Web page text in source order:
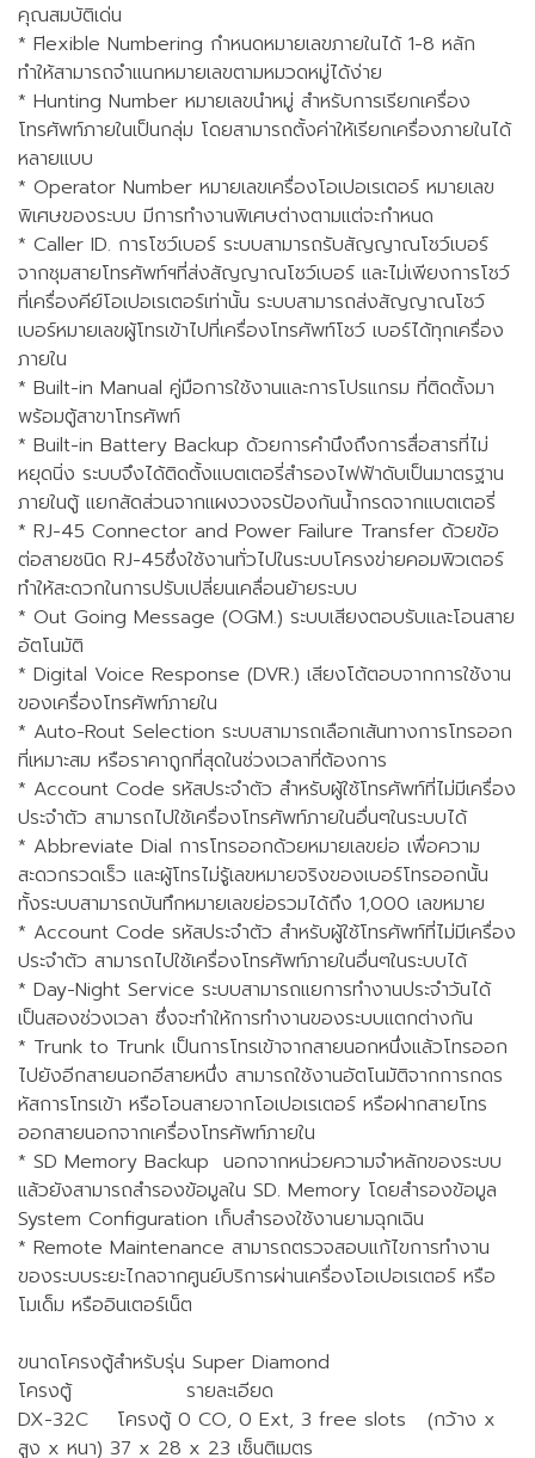
คุณสมบัติเด่น
* Flexible Numbering กำหนดหมายเลขภายในได้ 1-8 หลัก
ทำให้สามารถจำแนกหมายเลขตามหมวดหมู่ได้ง่าย
* Hunting Number หมายเลขนำหมู่ สำหรับการเรียกเครื่อง
โทรศัพท์ภายในเป็นกลุ่ม โดยสามารถตั้งค่าให้เรียกเครื่องภายในได้
หลายแบบ
* Operator Number หมายเลขเครื่องโอเปอเรเตอร์ หมายเลข
พิเศษของระบบ มีการทำงานพิเศษต่างตามแต่จะกำหนด
* Caller ID. การโชว์เบอร์ ระบบสามารถรับสัญญาณโชว์เบอร์
จากชุมสายโทรศัพท์ฯที่ส่งสัญญาณโชว์เบอร์ และไม่เพียงการโชว์
ที่เครื่องคีย์โอเปอเรเตอร์เท่านั้น ระบบสามารถส่งสัญญาณโชว์
เบอร์หมายเลขผู้โทรเข้าไปที่เครื่องโทรศัพท์โชว์ เบอร์ได้ทุกเครื่อง
ภายใน
* Built-in Manual คู่มือการใช้งานและการโปรแกรม ที่ติดตั้งมา
พร้อมตู้สาขาโทรศัพท์
* Built-in Battery Backup ด้วยการคำนึงถึงการสื่อสารที่ไม่
หยุดนิ่ง ระบบจึงได้ติดตั้งแบตเตอรี่สำรองไฟฟ้าดับเป็นมาตรฐาน
ภายในตู้ แยกสัดส่วนจากแผงวงจรป้องกันน้ำกรดจากแบตเตอรี่
* RJ-45 Connector and Power Failure Transfer ด้วยข้อ
ต่อสายชนิด RJ-45ซึ่งใช้งานทั่วไปในระบบโครงข่ายคอมพิวเตอร์
ทำให้สะดวกในการปรับเปลี่ยนเคลื่อนย้ายระบบ
* Out Going Message (OGM.) ระบบเสียงตอบรับและโอนสาย
อัตโนมัติ
* Digital Voice Response (DVR.) เสียงโต้ตอบจากการใช้งาน
ของเครื่องโทรศัพท์ภายใน
* Auto-Rout Selection ระบบสามารถเลือกเส้นทางการโทรออก
ที่เหมาะสม หรือราคาถูกที่สุดในช่วงเวลาที่ต้องการ
* Account Code รหัสประจำตัว สำหรับผู้ใช้โทรศัพท์ที่ไม่มีเครื่อง
ประจำตัว สามารถไปใช้เครื่องโทรศัพท์ภายในอื่นๆในระบบได้
* Abbreviate Dial การโทรออกด้วยหมายเลขย่อ เพื่อความ
สะดวกรวดเร็ว และผู้โทรไม่รู้เลขหมายจริงของเบอร์โทรออกนั้น
ทั้งระบบสามารถบันทึกหมายเลขย่อรวมได้ถึง 1,000 เลขหมาย
* Account Code รหัสประจำตัว สำหรับผู้ใช้โทรศัพท์ที่ไม่มีเครื่อง
ประจำตัว สามารถไปใช้เครื่องโทรศัพท์ภายในอื่นๆในระบบได้
* Day-Night Service ระบบสามารถแยการทำงานประจำวันได้
เป็นสองช่วงเวลา ซึ่งจะทำให้การทำงานของระบบแตกต่างกัน
* Trunk to Trunk เป็นการโทรเข้าจากสายนอกหนึ่งแล้วโทรออก
ไปยังอีกสายนอกอีสายหนึ่ง สามารถใช้งานอัตโนมัติจากการกดร
หัสการโทรเข้า หรือโอนสายจากโอเปอเรเตอร์ หรือฝากสายโทร
ออกสายนอกจากเครื่องโทรศัพท์ภายใน
* SD Memory Backup นอกจากหน่วยความจำหลักของระบบ
แล้วยังสามารถสำรองข้อมูลใน SD. Memory โดยสำรองข้อมูล
System Configuration เก็บสำรองใช้งานยามฉุกเฉิน
* Remote Maintenance สามารถตรวจสอบแก้ไขการทำงาน
ของระบบระยะไกลจากศูนย์บริการผ่านเครื่องโอเปอเรเตอร์ หรือ
โมเด็ม หรืออินเตอร์เน็ต
ขนาดโครงตู้สำหรับรุ่น Super Diamond
โครงตู้ รายละเอียด
DX-32C โครงตู้ 0 CO, 0 Ext, 3 free slots (กว้าง x
สูง x หนา) 37 x 28 x 23 เซ็นติเมตร